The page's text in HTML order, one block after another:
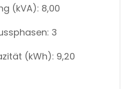
(kVA): 8,00
3
(kWh): 9,20